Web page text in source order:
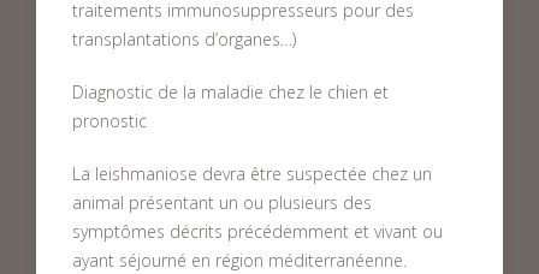
traitements immunosuppresseurs pour des
transplantations d’organes…)
Diagnostic de la maladie chez le chien et
pronostic
La leishmaniose devra être suspectée chez un
animal présentant un ou plusieurs des
symptômes décrits précédemment et vivant ou
ayant séjourné en région méditerranéenne.